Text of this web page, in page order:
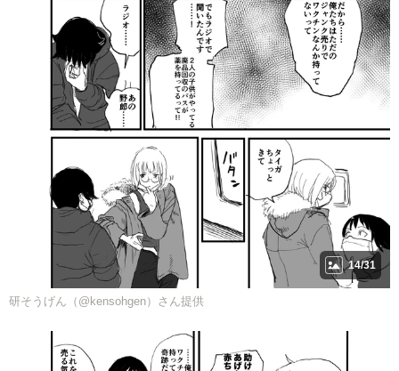
14/31
研そうげん（@kensohgen）さん提供